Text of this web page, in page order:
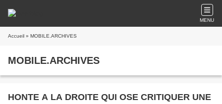
MENU
Accueil » MOBILE.ARCHIVES
MOBILE.ARCHIVES
HONTE A LA DROITE QUI OSE CRITIQUER UNE